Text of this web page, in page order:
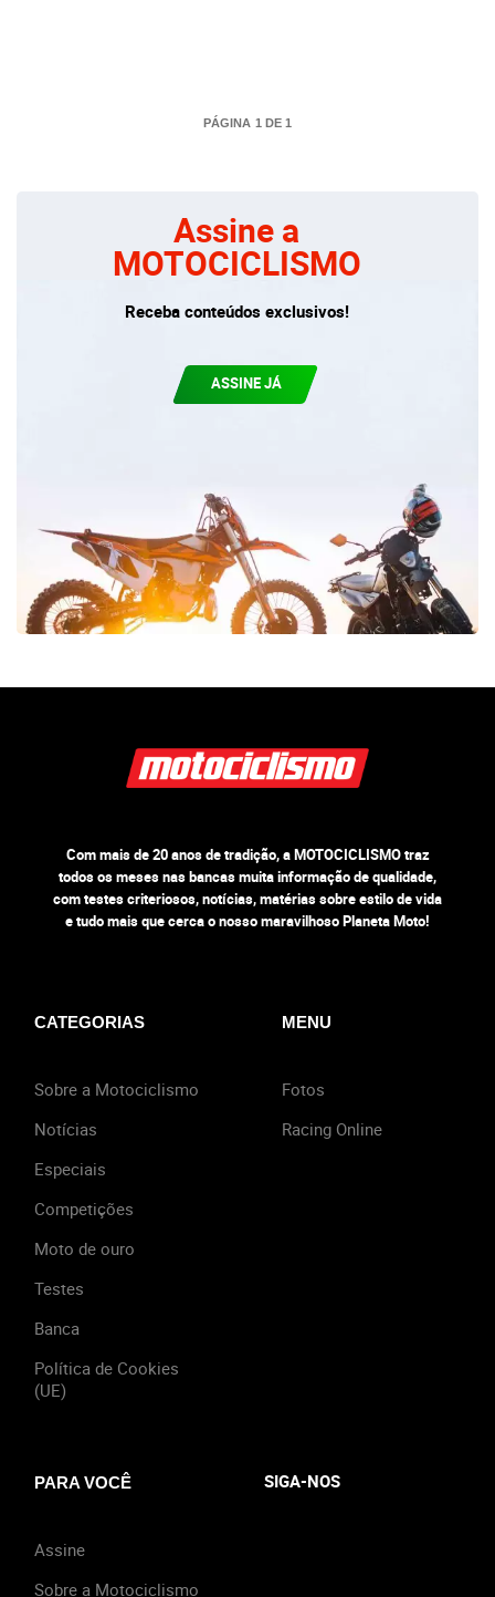
PÁGINA 1 DE 1
Assine a
MOTOCICLISMO
Receba conteúdos exclusivos!
ASSINE JÁ
Com mais de 20 anos de tradição, a MOTOCICLISMO traz
todos os meses nas bancas muita informação de qualidade,
com testes criteriosos, notícias, matérias sobre estilo de vida
e tudo mais que cerca o nosso maravilhoso Planeta Moto!
CATEGORIAS
Sobre a Motociclismo
Notícias
Especiais
Competições
Moto de ouro
Testes
Banca
Política de Cookies
(UE)
MENU
Fotos
Racing Online
PARA VOCÊ
Assine
Sobre a Motociclismo
SIGA-NOS